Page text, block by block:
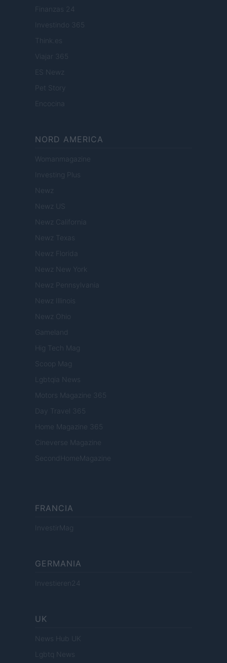
Finanzas 24
Investindo 365
Think.es
Viajar 365
ES Newz
Pet Story
Encocina
NORD AMERICA
Womanmagazine
Investing Plus
Newz
Newz US
Newz California
Newz Texas
Newz Florida
Newz New York
Newz Pennsylvania
Newz Illinois
Newz Ohio
Gameland
Hig Tech Mag
Scoop Mag
Lgbtqia News
Motors Magazine 365
Day Travel 365
Home Magazine 365
Cineverse Magazine
SecondHomeMagazine
FRANCIA
InvestirMag
GERMANIA
Investieren24
UK
News Hub UK
Lgbtq News